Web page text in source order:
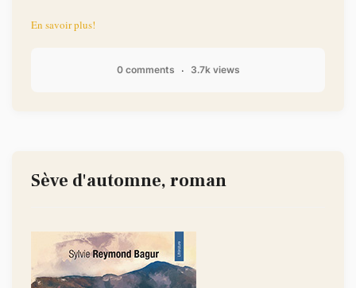
En savoir plus!
0 comments 3.7k views
Sève d'automne, roman